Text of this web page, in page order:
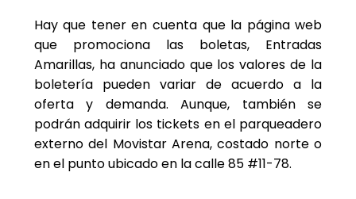
Hay que tener en cuenta que la página web
que promociona las boletas, Entradas
Amarillas, ha anunciado que los valores de la
boletería pueden variar de acuerdo a la
oferta y demanda. Aunque, también se
podrán adquirir los tickets en el parqueadero
externo del Movistar Arena, costado norte o
en el punto ubicado en la calle 85 #11-78.